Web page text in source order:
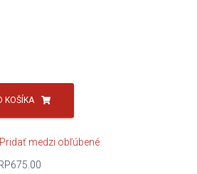
KOŠÍKA
Pridať medzi obľúbené